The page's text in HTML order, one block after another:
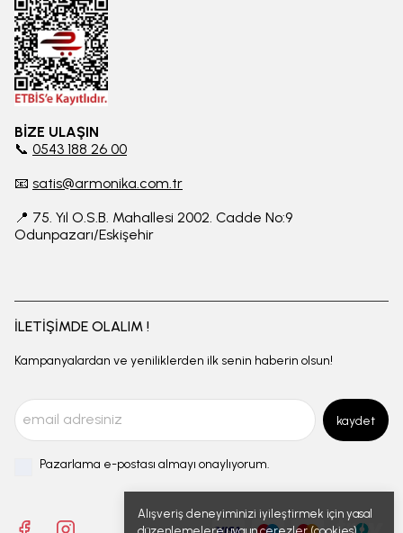
Alışveriş deneyiminizi iyileştirmek için yasal
BİZE ULAŞIN
📞 0543 188 26 00
📧 satis@armonika.com.tr
📍 75. Yıl O.S.B. Mahallesi 2002. Cadde No:9
Odunpazarı/Eskişehir
İLETİŞİMDE OLALIM !
Kampanyalardan ve yeniliklerden ilk senin haberin olsun!
kaydet
Pazarlama e-postası almayı onaylıyorum.